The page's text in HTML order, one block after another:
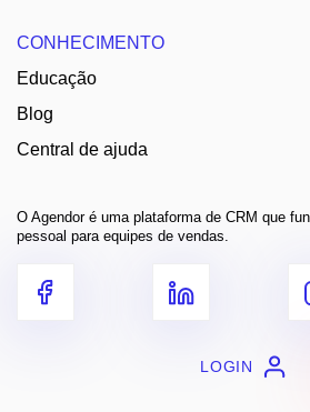
CONHECIMENTO
Educação
Blog
Central de ajuda
O Agendor é uma plataforma de CRM que
pessoal para equipes de vendas.
LOGIN